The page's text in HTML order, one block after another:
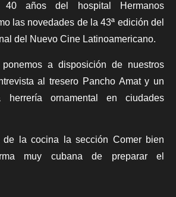
años del hospital Hermanos
las novedades de la 43ª edición del
del Nuevo Cine Latinoamericano.
a disposición de nuestros
al tresero Pancho Amat y un
ornamental en ciudades
de la cocina la sección Comer bien
muy cubana de preparar el